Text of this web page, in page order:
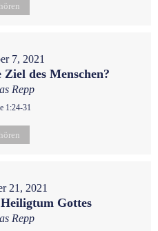
7, 2021
Ziel des Menschen?
Repp
1:24-31
21, 2021
Gottes
Repp